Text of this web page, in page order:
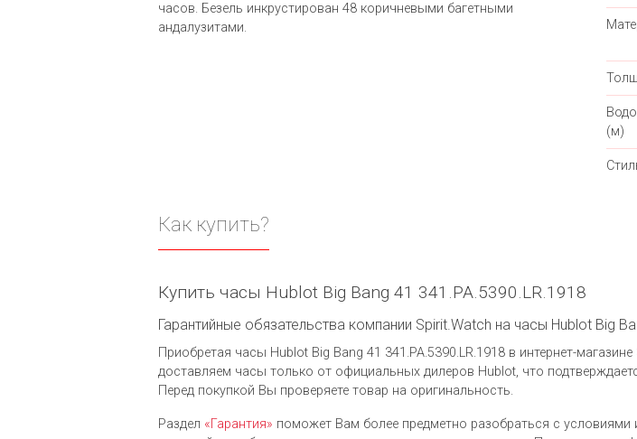
часов. Безель инкрустирован 48 коричневыми багетными
андалузитами.
(м)
Как купить?
Купить часы Hublot Big Bang 41 341.PA.5390.LR.1918
Гарантийные обязательства компании Spirit.Watch на часы Hublot Big
Приобретая часы Hublot Big Bang 41 341.PA.5390.LR.1918 в интернет-
доставляем часы только от официальных дилеров Hublot, что
Перед покупкой Вы проверяете товар на оригинальность.
Раздел «Гарантия» поможет Вам более предметно разобраться с